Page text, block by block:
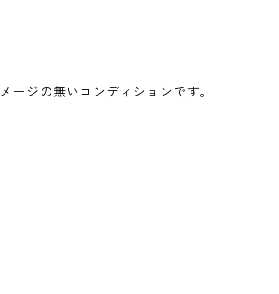
ージの無いコンディションです。